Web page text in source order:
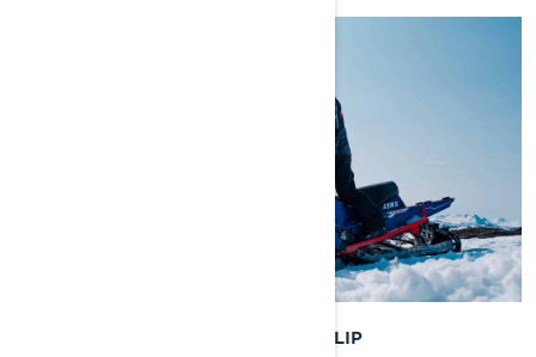
EPISODE 5: THE LONGEST BACKFLIP